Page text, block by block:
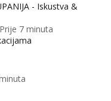
- Iskustva &
Prije 7 minuta